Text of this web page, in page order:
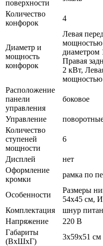
поверхности
Количество
конфорок
4
Диаметр и
мощность
конфорок
Левая
мощностью
диаметром
Правая
2 кВт,
Расположение
панели
управления
боковое
Управление
Количество
ступеней
мощности
6
Дисплей
нет
Оформление
кромки
рамка по
Особенности
Размеры
54х45 см,
Комплектация
шнур
Напряжение
220 В
Габариты
(ВхШхГ)
3х59х51 см